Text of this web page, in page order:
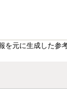
元に生成した参考